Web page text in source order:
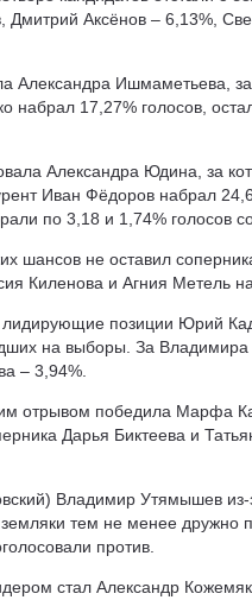
Дмитрий Аксёнов – 6,13%,
Александра Ишмаметьева,
набрал 17,27% голосов,
Александра Юдина, за
Иван Фёдоров набрал
по 3,18 и 1,74% голосов
шансов не оставил
Киленова и Агния Метель
позиции Юрий
на выборы. За Владимира
– 3,94%.
отрывом победила Марфа
Дарья Биктеева и
Владимир Утямышев
тем не менее дружно
против.
стал Александр